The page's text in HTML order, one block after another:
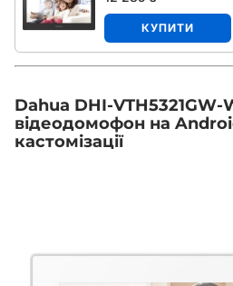
КУПИТИ
Dahua DHI-VTH5321GW-
відеодомофон на
кастомізації